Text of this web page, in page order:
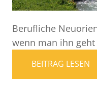
Berufliche
wenn man ihn geht
BEITRAG LESEN